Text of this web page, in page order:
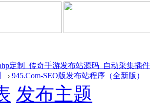
定制_传奇手游发布站源码_自动采集插
› 945.Com-SEO版发布站程序（全新版）
发布主题